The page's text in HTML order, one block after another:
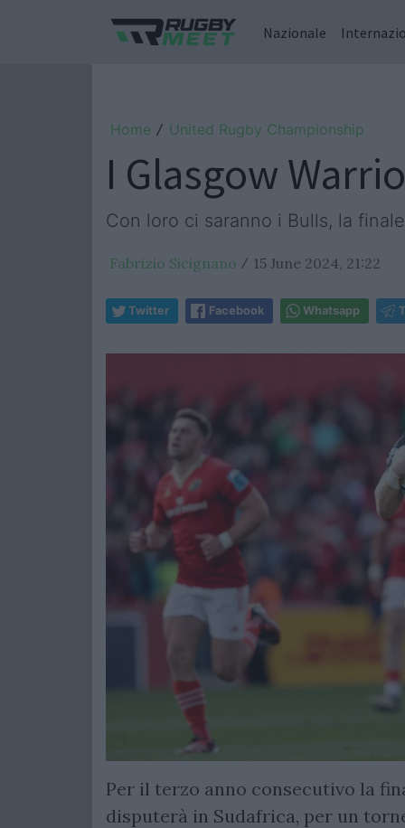
Nazionale
Home / United Rugby Championship
I Glasgow
Con loro ci saranno i Bulls, la
Fabrizio Sicignano / 15 June 2024, 21:22
Twitter Facebook Whatsapp
Per il terzo anno consecutivo la
disputerà in Sudafrica, per un